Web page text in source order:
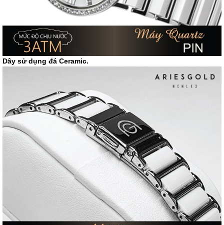
Dây sử dụng đá Ceramic.